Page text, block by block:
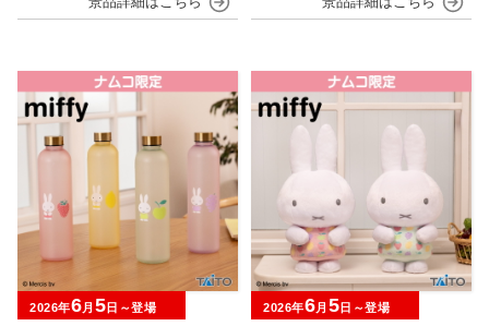
2026年6月 5日～登場 2026年6月 5日～登場